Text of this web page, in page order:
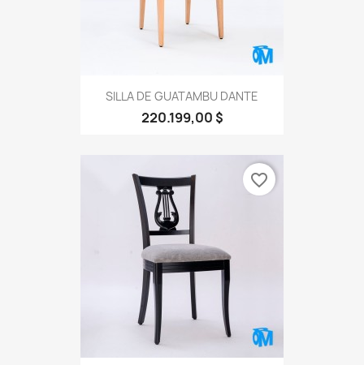
SILLA DE GUATAMBU DANTE
220.199,00 $
favorite_border